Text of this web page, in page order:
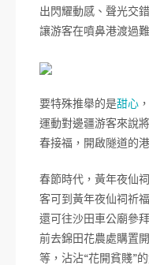
出閃耀動感、聲光交
讓游客在噴鼻港渡過
要特殊推舉的是甜心
運動對邊疆游客來說
春接福，開啟隧道的
春節時代，黃年夜仙
客可到黃年夜仙祠祈
還可往沙田車公廟參
前去錦田花農處購置
等，沾沾“花開貧賤”